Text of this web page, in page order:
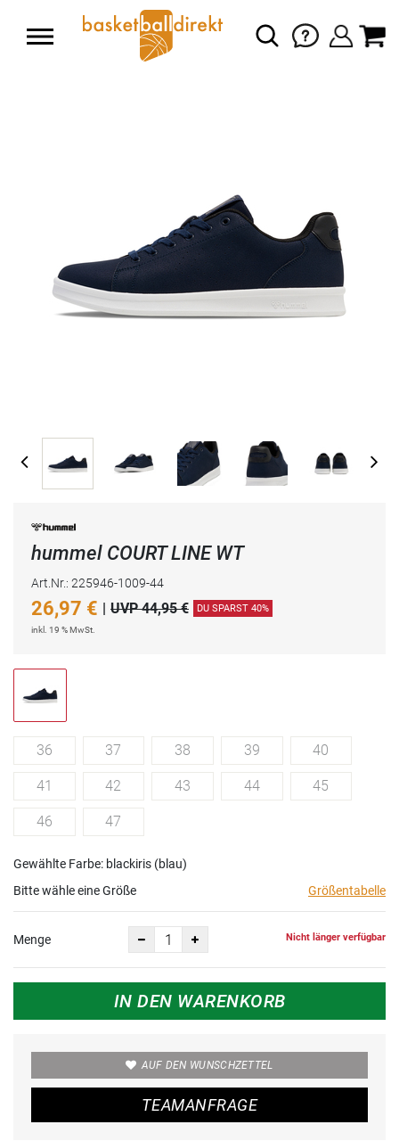
hummel COURT LINE WT
Art.Nr.: 225946-1009-44
26,97 € | UVP 44,95 € DU SPARST 40%
inkl. 19 % MwSt.
36 37 38 39 40
41 42 43 44 45
46 47
Gewählte Farbe: blackiris (blau)
Bitte wähle eine Größe
Größentabelle
Menge Nicht länger verfügbar
IN DEN WARENKORB
AUF DEN WUNSCHZETTEL
TEAMANFRAGE